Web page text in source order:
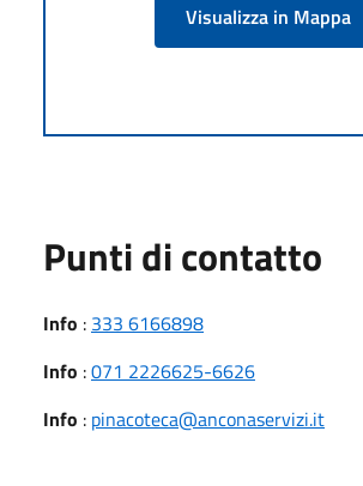
Visualizza in Mappa
Punti di contatto
Info : 333 6166898
Info :071 2226625-6626
Info : pinacoteca@anconaservizi.it